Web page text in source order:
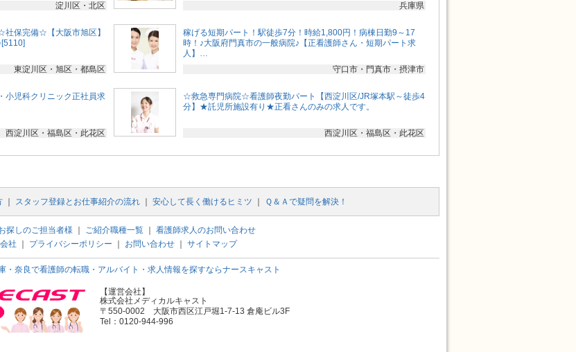
淀川区・北区 兵庫県
保完備☆【大阪市旭区】
東淀川区・旭区・都島区
稼げる短期パート！駅徒歩7分！時給1,800円！病棟日勤9～17
時！♪大阪府門真市の一般病院♪【正看護師さん・短期パート求
人】…
守口市・門真市・摂津市
小児科クリニック正社員求
西淀川区・福島区・此花区
☆救急専門病院☆看護師夜勤パート【西淀川区/JR塚本駅～徒歩4
分】★託児所施設有り★正看さんのみの求人です。
西淀川区・福島区・此花区
｜ スタッフ登録とお仕事紹介の流れ｜ 安心して長く働けるヒミツ Ｑ＆Ａで疑問を解決！
探しのご担当者様 ご紹介職種一覧
看護師求人のお問い合わせ
社
プライバシーポリシー お問い合わせ サイトマップ
・奈良で看護師の転職・アルバイト・求人情報を探すならナースキャスト
【運営会社】
株式会社メディカルキャスト
〒550-0002 大阪市西区江戸堀1-7-13 倉庵ビル3F
Tel：0120-944-996